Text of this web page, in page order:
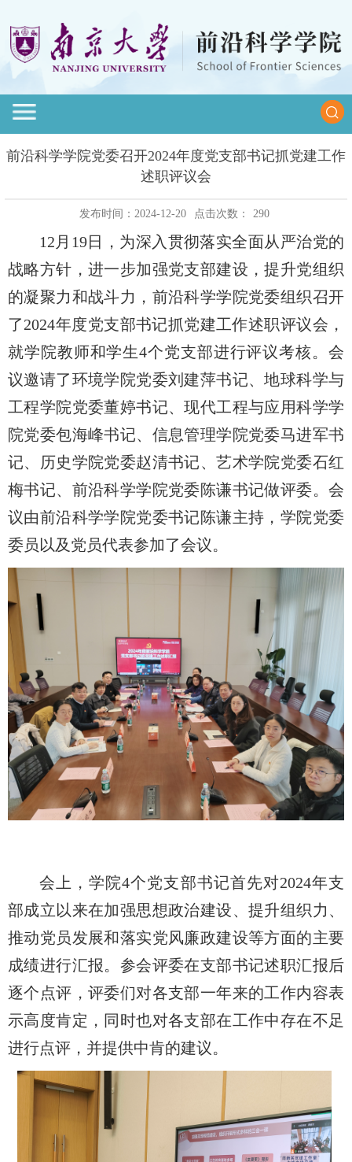
前沿科学学院党委召开2024年度党支部书记抓党建工作
述职评议会
发布时间：2024-12-20 点击次数： 290
12月19日，为深入贯彻落实全面从严治党的
战略方针，进一步加强党支部建设，提升党组织
的凝聚力和战斗力，前沿科学学院党委组织召开
了2024年度党支部书记抓党建工作述职评议会，
就学院教师和学生4个党支部进行评议考核。会
议邀请了环境学院党委刘建萍书记、地球科学与
工程学院党委董婷书记、现代工程与应用科学学
院党委包海峰书记、信息管理学院党委马进军书
记、历史学院党委赵清书记、艺术学院党委石红
梅书记、前沿科学学院党委陈谦书记做评委。会
议由前沿科学学院党委书记陈谦主持，学院党委
委员以及党员代表参加了会议。
会上，学院4个党支部书记首先对2024年支
部成立以来在加强思想政治建设、提升组织力、
推动党员发展和落实党风廉政建设等方面的主要
成绩进行汇报。参会评委在支部书记述职汇报后
逐个点评，评委们对各支部一年来的工作内容表
示高度肯定，同时也对各支部在工作中存在不足
进行点评，并提供中肯的建议。